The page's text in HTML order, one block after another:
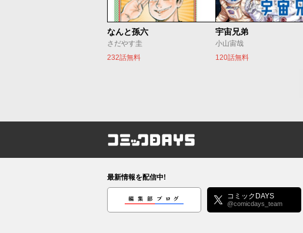
なんと孫六
さだやす圭
232話無料
宇宙兄弟
小山宙哉
120話無料
コミックDAYS
最新情報を配信中!
編集部ブログ コミックDAYS
@comicdays_team